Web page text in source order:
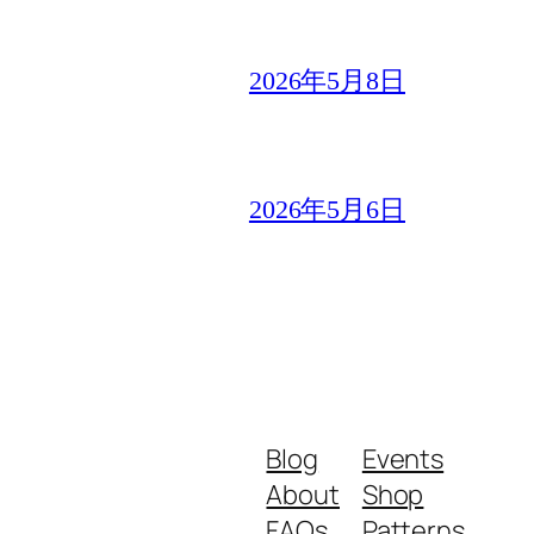
2026年5月8日
2026年5月6日
Blog
About
Events
Shop